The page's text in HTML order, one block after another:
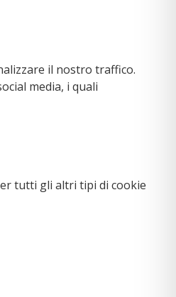
il nostro traffico.
media, i quali
tutti gli altri tipi di cookie